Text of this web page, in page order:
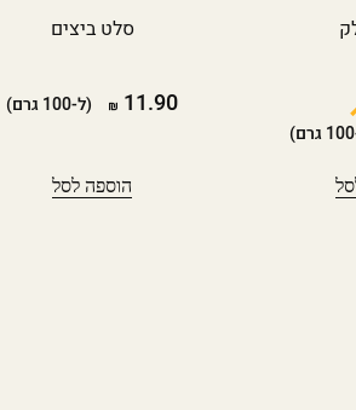
סלט ביצים
11.90 (ל-100 גרם)
הוספה לסל